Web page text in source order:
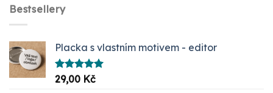
Bestsellery
Placka s vlastním motivem - editor
Hodnocení
5.00
29,00 Kč